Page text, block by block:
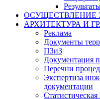
ОСУЩЕСТВЛЕНИЕ
АРХИТЕКТУРА И
Реклама
Документы
ПЗиЗ
Документация
Перечни
Экспертиза
документации